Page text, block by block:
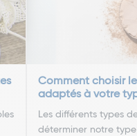
Comment choisir
adaptés à votre
Les différents types
déterminer notre